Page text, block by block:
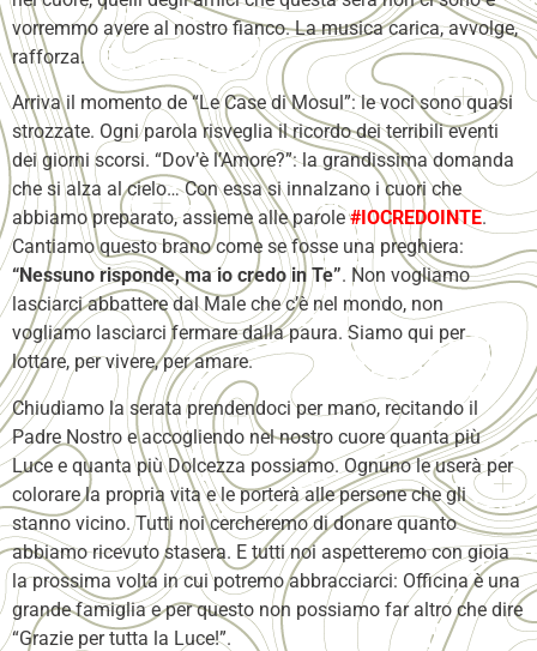
vorremmo avere al nostro fianco. La musica carica, avvolge,
rafforza.
Arriva il momento de “Le Case di Mosul”: le voci sono quasi
strozzate. Ogni parola risveglia il ricordo dei terribili eventi
dei giorni scorsi. “Dov’è l’Amore?”: la grandissima domanda
che si alza al cielo… Con essa si innalzano i cuori che
abbiamo preparato, assieme alle parole#IOCREDOINTE.
Cantiamo questo brano come se fosse una preghiera:
“Nessuno risponde, ma io credo in Te”. Non vogliamo
lasciarci abbattere dal Male che c’è nel mondo, non
vogliamo lasciarci fermare dalla paura. Siamo qui per
lottare, per vivere, per amare.
Chiudiamo la serata prendendoci per mano, recitando il
Padre Nostro e accogliendo nel nostro cuore quanta più
Luce e quanta più Dolcezza possiamo. Ognuno le userà per
colorare la propria vita e le porterà alle persone che gli
stanno vicino. Tutti noi cercheremo di donare quanto
abbiamo ricevuto stasera. E tutti noi aspetteremo con gioia
la prossima volta in cui potremo abbracciarci: Officina è una
grande famiglia e per questo non possiamo far altro che dire
“Grazie per tutta la Luce!”.